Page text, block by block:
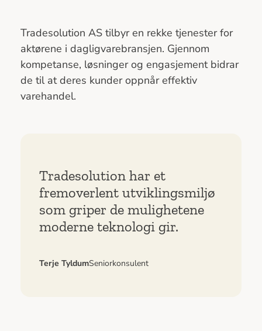
Tradesolution AS tilbyr en rekke tjenester for
aktørene i dagligvarebransjen. Gjennom
kompetanse, løsninger og engasjement bidrar
de til at deres kunder oppnår effektiv
varehandel.
Tradesolution har et
fremoverlent utviklingsmiljø
som griper de mulighetene
moderne teknologi gir.
Terje TyldumSeniorkonsulent